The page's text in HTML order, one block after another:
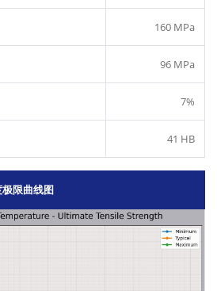
160 MPa
96 MPa
7%
41 HB
限曲线图